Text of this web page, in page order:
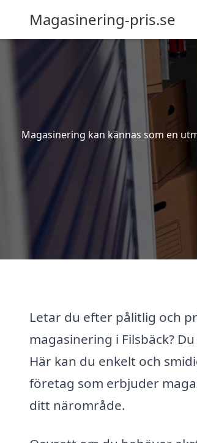
Magasinering-pris.se
Magasinering kan kännas som en
Letar du efter pålitlig och
magasinering i Filsbäck?
Här kan du enkelt och
företag som erbjuder
ditt närområde.